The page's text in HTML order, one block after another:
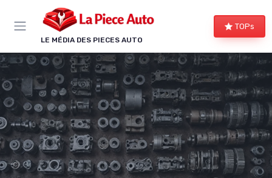
LE MÉDIA DES PIECES AUTO
TOPs
Panneau de gestion des cookies